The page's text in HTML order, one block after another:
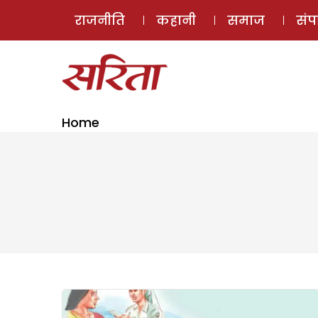
राजनीति कहानी समाज
Home